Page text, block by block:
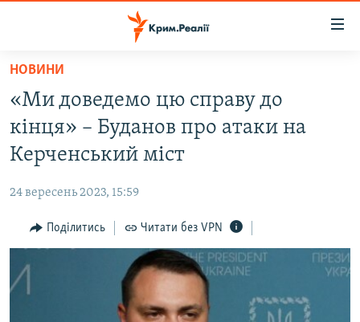
Перейти
основного
матеріалу
Перейти
до
основної
навігації
Перейти
до
пошуку
ВОДА.КРИМ
ВІДЕО ТА ФОТО
БЛОГИ
ПОГЛЯД
ВСЕ ЗА ДЕНЬ
НОВИНИ
«Ми доведемо цю справу до
кінця» – Буданов про атаки на
Керченський міст
24 вересень 2023, 15:59
Поділитись Читати без VPN